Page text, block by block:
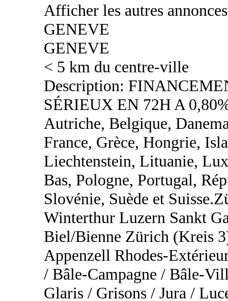
Afficher les autres
GENEVE
GENEVE
< 5 km du centre-ville
Description:
SÉRIEUX EN 72H A
Autriche, Belgique,
France, Grèce, Hongrie,
Liechtenstein, Lituanie,
Bas, Pologne, Portugal,
Slovénie, Suède et
Winterthur Luzern Sankt
Biel/Bienne Zürich (Kreis
Appenzell Rhodes-
/ Bâle-Campagne / Bâle-
Glaris / Grisons / Jura /